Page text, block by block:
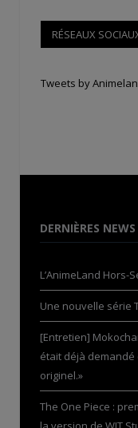
RÉSEAUX
Tweets by
DERNIÈRES NEWS
L’AnimeLand
Une nouvelle série
[Entretien]
était déjà demandé
originel.»
The One Piece :